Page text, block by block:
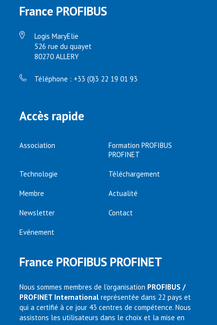
France PROFIBUS
Logis MaryElie
526 rue du quayet
80270 ALLERY
Téléphone : +33 (0)3 22 19 01 93
Accès rapide
Association
Formation PROFIBUS
PROFINET
Technologie Téléchargement
Membre Actualité
Newsletter Contact
Evénement
France PROFIBUS PROFINET
Nous sommes membres de l’organisation PROFIBUS /
PROFINET International représentée dans 22 pays et
qui a certifié à ce jour 43 centres de compétence. Nous
assistons les utilisateurs dans le choix et la mise en